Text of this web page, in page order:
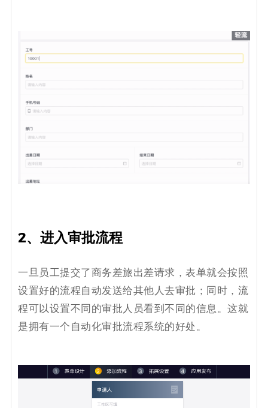
书
2、 进入审批流程
一旦员工提交了商务差旅出差请求，表单就会按照
设置好的流程自动发送给其他人去审批 ；同时 ，流
程可以设置不同的审批人员看到不同的信息。这就
是拥有一个自动化审批流程系统的好处。